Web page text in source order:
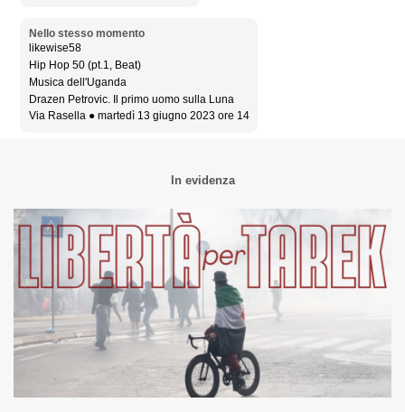
Nello stesso momento
likewise58
Hip Hop 50 (pt.1, Beat)
Musica dell'Uganda
Drazen Petrovic. Il primo uomo sulla Luna
Via Rasella ● martedì 13 giugno 2023 ore 14
In evidenza